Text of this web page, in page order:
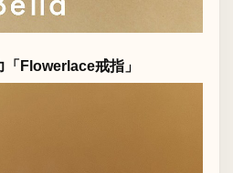
Flowerlace戒指」